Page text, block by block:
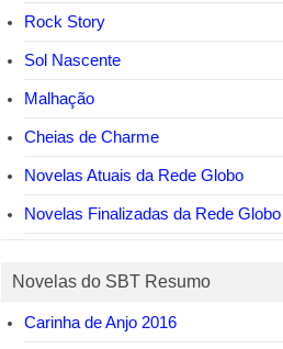
Rock Story
Sol Nascente
Malhação
Cheias de Charme
Novelas Atuais da Rede Globo
Novelas Finalizadas da Rede Globo
Novelas do SBT Resumo
Carinha de Anjo 2016